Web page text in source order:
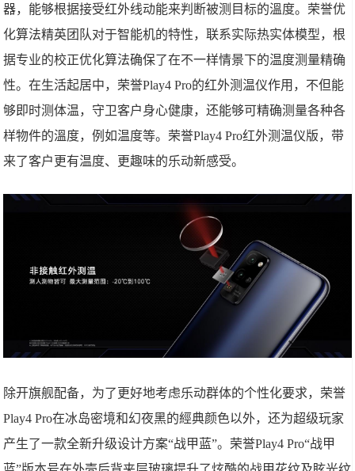
器，能够根据接受红外线动能来判断被测目标的溫度。荣誉优
化算法精英团队对于智能机的特性，联系实际热实体模型，根
据专业的校正优化算法确保了在不一样情景下的温度测量精确
性。在生活起居中，荣誉Play4 Pro的红外测温仪作用，不但能
够即时测体温，守卫客户身心健康，还能够可精确测量各种各
样物件的溫度，例如温度等。荣誉Play4 Pro红外测温仪版，带
来了客户更有温度、更趣味的乐动新感受。
除开旗舰配备，为了更好地考虑乐动群体的个性化要求，荣誉
Play4 Pro在冰岛密境和幻夜黑的經典颜色以外，还为超级玩家
产生了一款全新升级设计方案“战甲蓝”。荣誉Play4 Pro“战甲